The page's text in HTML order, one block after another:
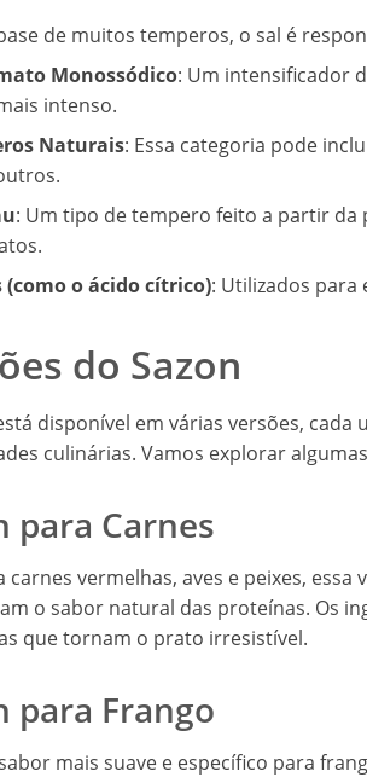
de muitos temperos, o sal é
Monossódico: Um intensificador
intenso.
Naturais: Essa categoria pode
: Um tipo de tempero feito a partir
(como o ácido cítrico): Utilizados
do Sazon
disponível em várias versões,
culinárias. Vamos explorar
para Carnes
carnes vermelhas, aves e peixes,
o sabor natural das proteínas. Os
que tornam o prato irresistível.
para Frango
mais suave e específico para